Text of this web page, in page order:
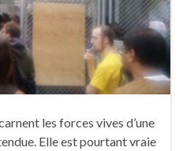
les forces vives d’une
Elle est pourtant vraie